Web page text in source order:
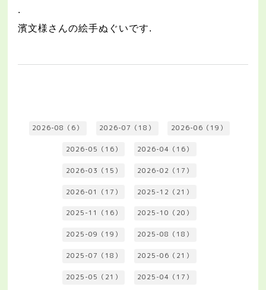
.
濱文様さんの絵手ぬぐいです.
2026-08（6） 2026-07（18） 2026-06（19）
2026-05（16） 2026-04（16）
2026-03（15） 2026-02（17）
2026-01（17） 2025-12（21）
2025-11（16） 2025-10（20）
2025-09（19） 2025-08（18）
2025-07（18） 2025-06（21）
2025-05（21） 2025-04（17）